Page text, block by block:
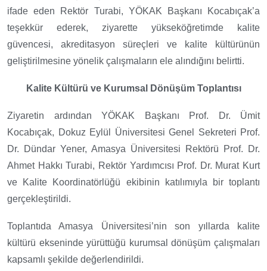
ifade eden Rektör Turabi, YÖKAK Başkanı Kocabıçak’a
teşekkür ederek, ziyarette yükseköğretimde kalite
güvencesi, akreditasyon süreçleri ve kalite kültürünün
geliştirilmesine yönelik çalışmaların ele alındığını belirtti.
Kalite Kültürü ve Kurumsal Dönüşüm Toplantısı
Ziyaretin ardından YÖKAK Başkanı Prof. Dr. Ümit
Kocabıçak, Dokuz Eylül Üniversitesi Genel Sekreteri Prof.
Dr. Dündar Yener, Amasya Üniversitesi Rektörü Prof. Dr.
Ahmet Hakkı Turabi, Rektör Yardımcısı Prof. Dr. Murat Kurt
ve Kalite Koordinatörlüğü ekibinin katılımıyla bir toplantı
gerçekleştirildi.
Toplantıda Amasya Üniversitesi’nin son yıllarda kalite
kültürü ekseninde yürüttüğü kurumsal dönüşüm çalışmaları
kapsamlı şekilde değerlendirildi.